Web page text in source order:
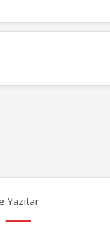
Yazılar